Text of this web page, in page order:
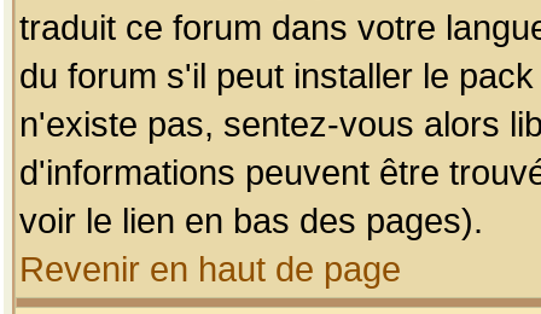
traduit ce forum dans votre
du forum s'il peut installer le
n'existe pas, sentez-vous alors
d'informations peuvent être
voir le lien en bas des pages).
Revenir en haut de page